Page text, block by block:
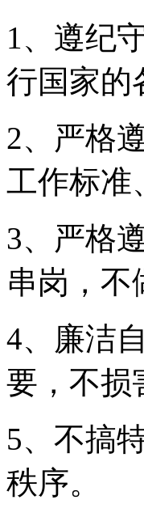
1、遵纪
行国家的
2、严格
工作标准
3、严格
串岗，不
4、廉洁
要，不损
5、不搞
秩序。